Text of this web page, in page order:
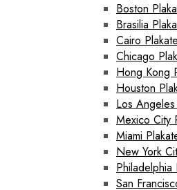
Boston
Brasilia
Cairo
Chicago
Hong Kong
Houston
Los
Mexico City
Miami
New York
Philadelphia
San